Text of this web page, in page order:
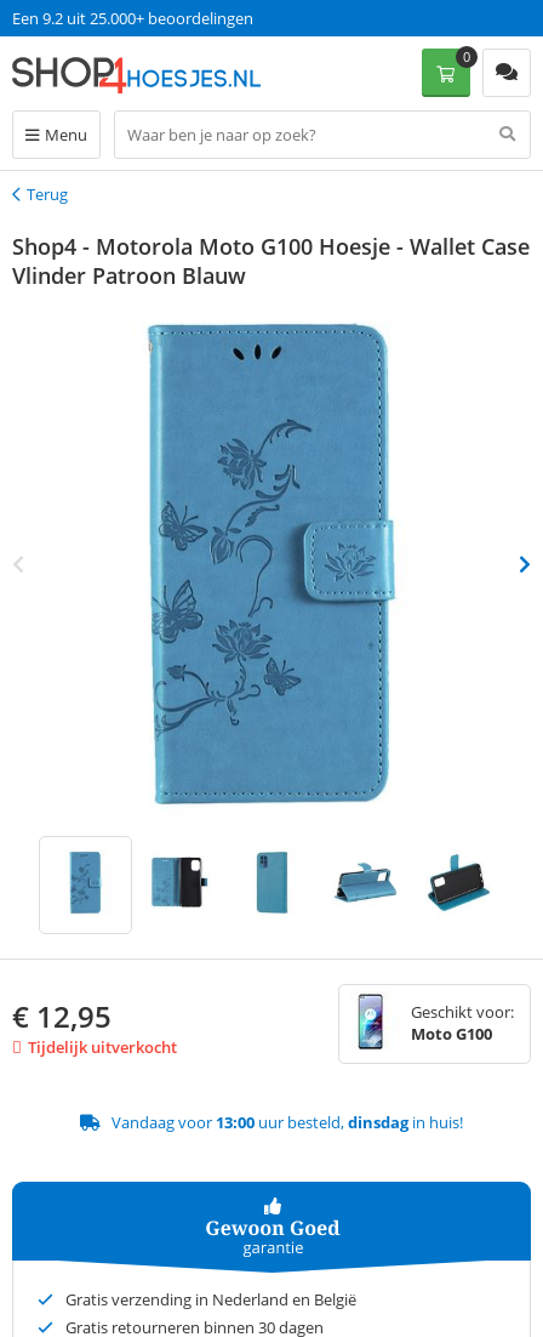
Een 9.2 uit 25.000+ beoordelingen
Menu
0
Terug
Terug
Shop4 - Motorola Moto G100 Hoesje - Wallet Case
Vlinder Patroon Blauw
€ 12,95
Tijdelijk uitverkocht
Geschikt voor:
Moto G100
Vandaag voor 13:00 uur besteld,dinsdagin huis!
Gratis verzending in Nederland en België
Gratis retourneren binnen 30 dagen